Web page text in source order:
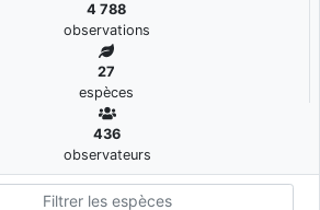
4 788
observations
27
espèces
436
observateurs